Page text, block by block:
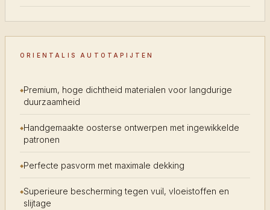
ORIENTALIS AUTOTAPIJTEN
Premium, hoge dichtheid materialen voor langdurige
duurzaamheid
Handgemaakte oosterse ontwerpen met ingewikkelde
patronen
Perfecte pasvorm met maximale dekking
Superieure bescherming tegen vuil, vloeistoffen en
slijtage